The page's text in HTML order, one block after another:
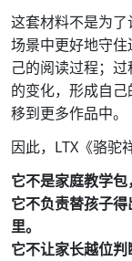
这套材料不是为
场景中更好地守
己的阅读过程；
的变化，形成自
移到更多作品中。
因此，LTX《骆驼
它不是家庭教学包
它不负责替孩子
里。
它不让家长越位